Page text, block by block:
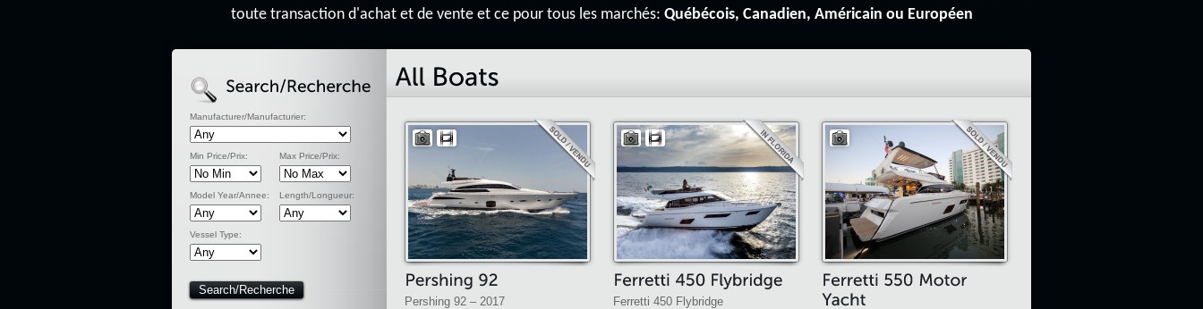
toute transaction d'achat et de vente et ce pour tous les marchés: Québécois, Canadien, Américain ou Européen
Manufacturer/Manufacturier:
Min Price/Prix: Max Price/Prix:
Model Year/Annee: Length/Longueur:
Vessel Type:
Pershing 92 – 2017
Ferretti 450 Flybridge